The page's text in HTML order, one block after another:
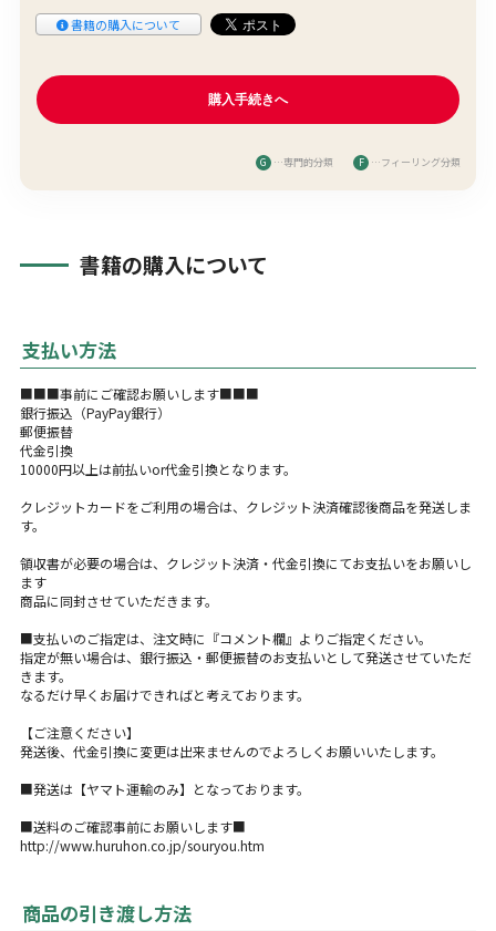
書籍の購入について
G …専門的分類 F …フィーリング分類
書籍の購入について
支払い方法
■■■事前にご確認お願いします■■■
銀行振込（PayPay銀行）
郵便振替
代金引換
10000円以上は前払いor代金引換となります。
クレジットカードをご利用の場合は、クレジット決済確認後商品を発送しま
す。
領収書が必要の場合は、クレジット決済・代金引換にてお支払いをお願いし
ます
商品に同封させていただきます。
■支払いのご指定は、注文時に『コメント欄』よりご指定ください。
指定が無い場合は、銀行振込・郵便振替のお支払いとして発送させていただ
きます。
なるだけ早くお届けできればと考えております。
【ご注意ください】
発送後、代金引換に変更は出来ませんのでよろしくお願いいたします。
■発送は【ヤマト運輸のみ】となっております。
■送料のご確認事前にお願いします■
http://www.huruhon.co.jp/souryou.htm
商品の引き渡し方法